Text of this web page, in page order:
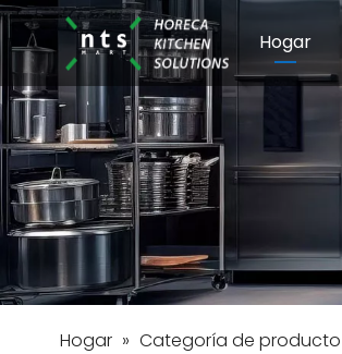
Hogar
Hogar » Categoría de producto